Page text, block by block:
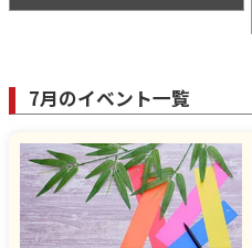
7月のイベント一覧